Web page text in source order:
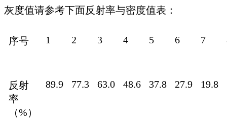
灰度值请参考下面反射率与密度值表：
序号 1 2 3 4 5 6 7
反射
率
（%）
89.9 77.3 63.0 48.6 37.8 27.9 19.8